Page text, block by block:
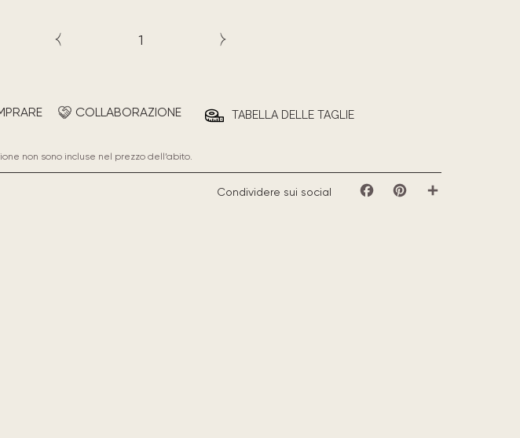
COLLABORAZIONE TABELLA DELLE TAGLIE
non sono incluse nel prezzo dell’abito.
Condividere sui social